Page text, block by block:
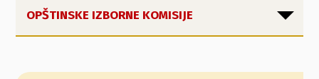
OPŠTINSKE IZBORNE KOMISIJE